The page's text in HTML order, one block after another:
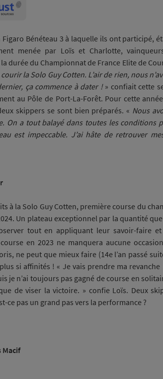
Bénéteau 3 à laquelle ils ont participé,
menée par Loïs et Charlotte,
durée du Championnat de France Elite de
la Solo Guy Cotten. L’air de rien, nous
ça commence à dater !» confiait cette
au Pôle de Port-La-Forêt. Pour cette
skippers se sont bien préparés. « Nous
On a tout balayé dans toutes les conditions
est impeccable. J’ai hâte de retrouver
à la Solo Guy Cotten, première course du
Un plateau exceptionnel par la quantité
tout en appliquant leur savoir-faire
en 2023 ne manquera aucune
ne peut que mieux faire (14e l’an passé
si affinités ! « Je vais prendre ma revanche
je n’ai toujours pas gagné de course en
de viser la victoire. » confie Loïs. Deux
ce pas un grand pas vers la performance ?
Macif